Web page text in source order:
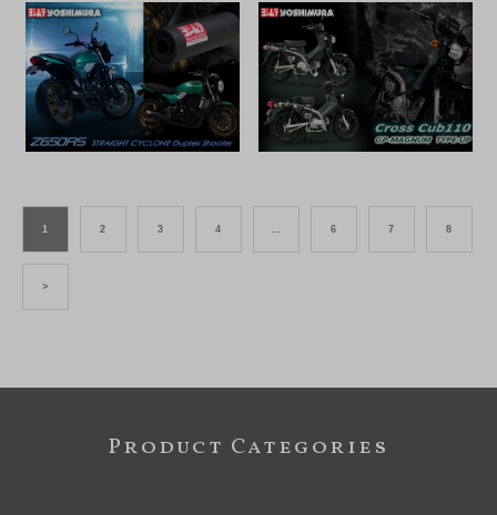
1 2 3 4 … 6 7 8
>
Product Categories